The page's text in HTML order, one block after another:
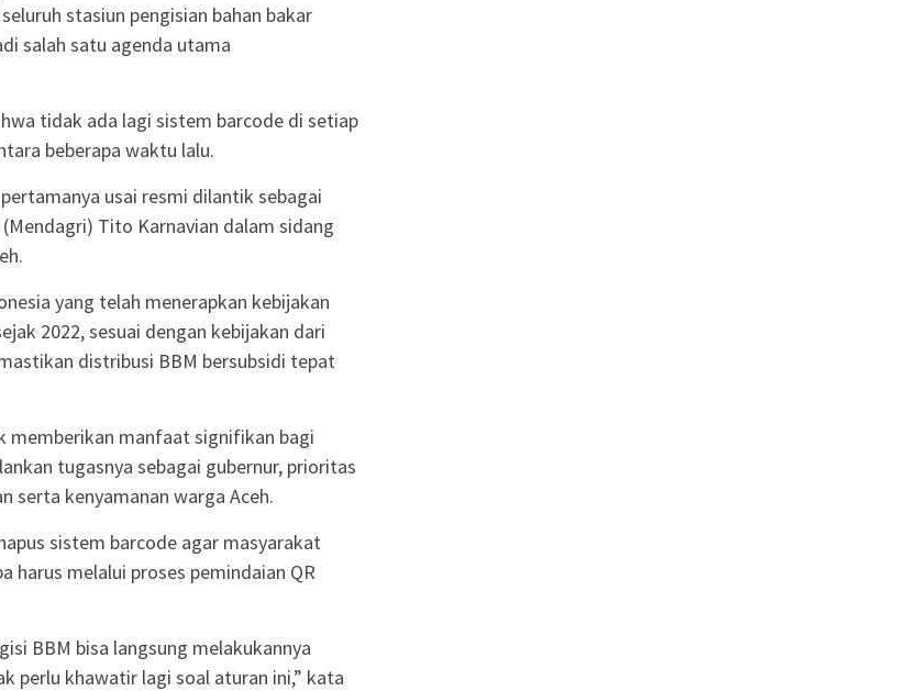
stasiun pengisian bahan bakar
salah satu agenda utama
tidak ada lagi sistem barcode di setiap
beberapa waktu lalu.
usai resmi dilantik sebagai
Tito Karnavian dalam sidang
yang telah menerapkan kebijakan
2022, sesuai dengan kebijakan dari
distribusi BBM bersubsidi tepat
memberikan manfaat signifikan bagi
tugasnya sebagai gubernur, prioritas
serta kenyamanan warga Aceh.
sistem barcode agar masyarakat
harus melalui proses pemindaian QR
BBM bisa langsung melakukannya
perlu khawatir lagi soal aturan ini,” kata